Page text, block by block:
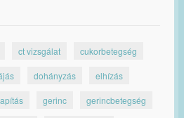
ct vizsgálat cukorbetegség
dohányzás elhízás
gerinc gerincbetegség